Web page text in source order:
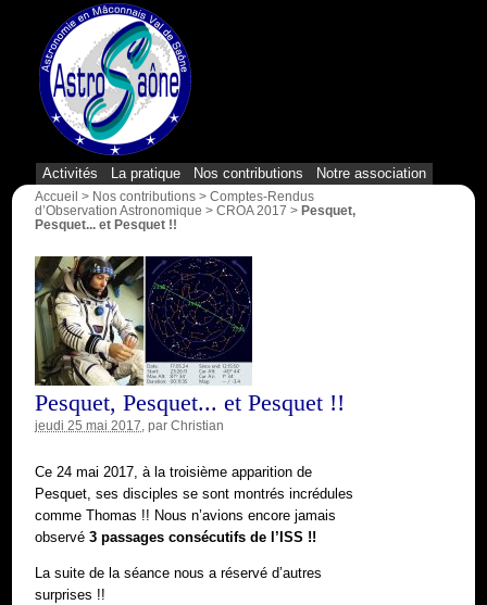
Activités La pratique Nos contributions Notre association
Accueil > Nos contributions > Comptes-Rendus
d’Observation Astronomique > CROA 2017 > Pesquet,
Pesquet... et Pesquet !!
Pesquet, Pesquet... et Pesquet !!
jeudi 25 mai 2017 , par Christian
Ce 24 mai 2017, à la troisième apparition de
Pesquet, ses disciples se sont montrés incrédules
comme Thomas !! Nous n’avions encore jamais
observé 3 passages consécutifs de l’ISS !!
La suite de la séance nous a réservé d’autres
surprises !!